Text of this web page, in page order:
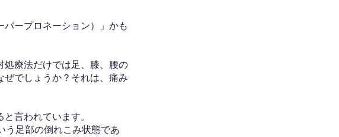
ープロネーション）」かも
処療法だけでは足、膝、腰の
でしょうか？それは、痛み
言われています。
う足部の倒れこみ状態であ